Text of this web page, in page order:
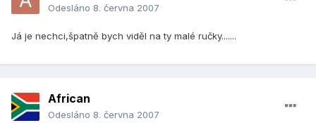
Odesláno 8. června 2007
Já je nechci,špatně bych viděl na ty malé ručky.......
African
Odesláno 8. června 2007